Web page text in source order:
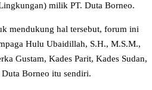
milik PT. Duta Borneo.
mendukung hal tersebut, forum ini
Hulu Ubaidillah, S.H., M.S.M.,
Gustam, Kades Parit, Kades Sudan,
Borneo itu sendiri.